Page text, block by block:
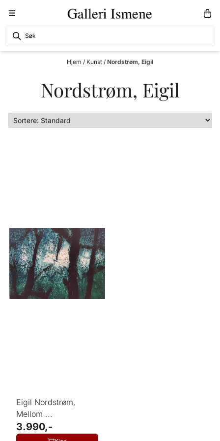
Hopp til innhold
Hjem / Kunst / Nordstrøm, Eigil
Nordstrøm, Eigil
Eigil Nordstrøm,
Mellom ...
3.990,-